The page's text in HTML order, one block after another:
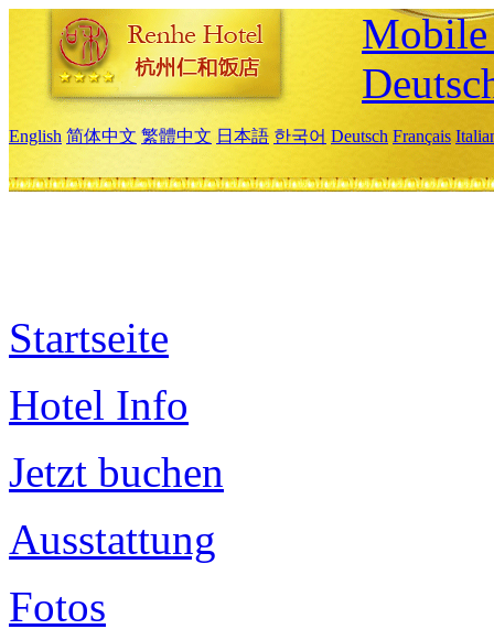
English 简体中文 繁體中文 日本語 한국어 Deutsch Français
Startseite
Hotel Info
Jetzt buchen
Ausstattung
Fotos